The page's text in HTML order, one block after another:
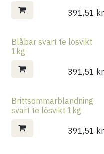
391,51 kr
Blåbär svart te lösvikt
1kg
391,51 kr
Brittsommarblandning
svart te lösvikt 1kg
391,51 kr